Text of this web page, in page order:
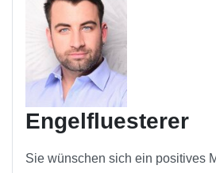
Engelfluesterer
Sie wünschen sich ein positives